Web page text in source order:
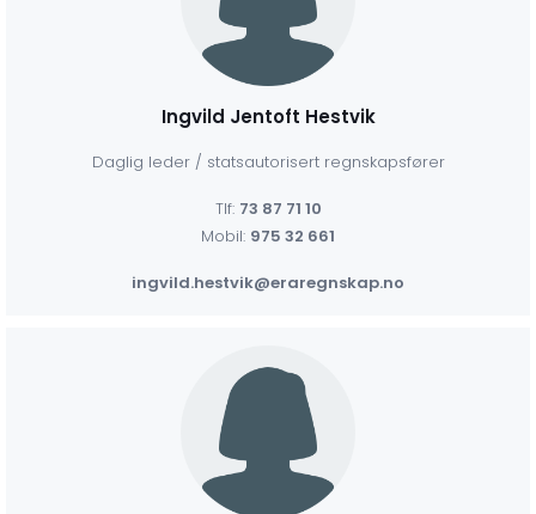
Ingvild Jentoft Hestvik
Daglig leder / statsautorisert regnskapsfører
Tlf: 73 87 71 10
Mobil: 975 32 661
ingvild.hestvik@eraregnskap.no